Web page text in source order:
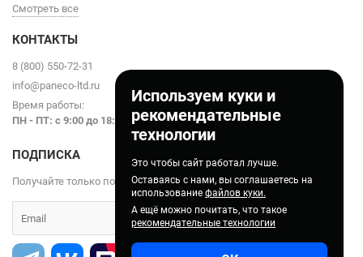
Используем куки и
рекомендательные
технологии
Это чтобы сайт работал лучше.
Оставаясь с нами, вы соглашаетесь на
использование файлов куки.
А ещё можно почитать, что такое
рекомендательные технологии
Смотреть все
КОНТАКТЫ
8 (800) 550-72-31
info@paneco-ltd.ru
Время работы:
ПН - ПТ: с 9:00 до 18:00
ПОДПИСКА
Получайте только полезные статьи!